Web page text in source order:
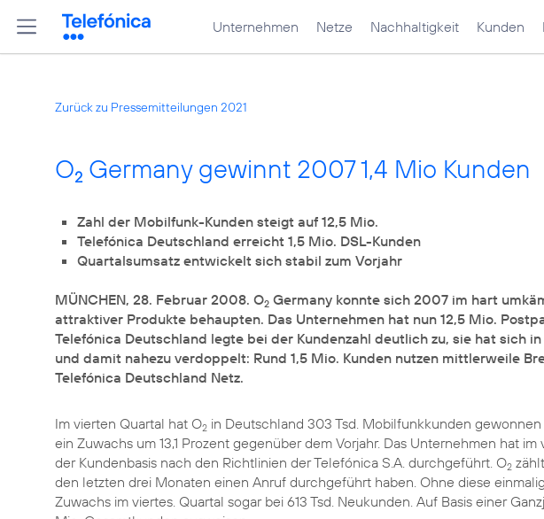
Unternehmen Netze Nachhaltigkeit Kunden
Zurück zu Pressemitteilungen 2021
O2 Germany gewinnt 2007 1,4 Mio Kunden
Zahl der Mobilfunk-Kunden steigt auf 12,5 Mio.
Telefónica Deutschland erreicht 1,5 Mio. DSL-Kunden
Quartalsumsatz entwickelt sich stabil zum Vorjahr
MÜNCHEN, 28. Februar 2008. O2 Germany konnte sich 2007 im hart
attraktiver Produkte behaupten. Das Unternehmen hat nun 12,5 Mio.
Telefónica Deutschland legte bei der Kundenzahl deutlich zu, sie hat sich
und damit nahezu verdoppelt: Rund 1,5 Mio. Kunden nutzen mittlerweile
Telefónica Deutschland Netz.
Im vierten Quartal hat O2 in Deutschland 303 Tsd. Mobilfunkkunden
ein Zuwachs um 13,1 Prozent gegenüber dem Vorjahr. Das Unternehmen hat
der Kundenbasis nach den Richtlinien der Telefónica S.A. durchgeführt. O2
den letzten drei Monaten einen Anruf durchgeführt haben. Ohne diese
Zuwachs im viertes. Quartal sogar bei 613 Tsd. Neukunden. Auf Basis einer